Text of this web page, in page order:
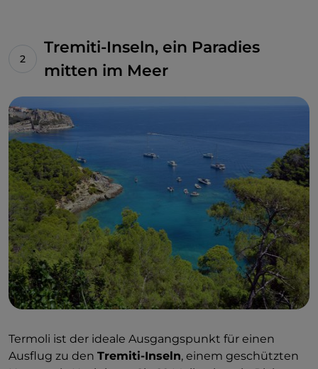
Tremiti-Inseln, ein Paradies
mitten im Meer
Termoli ist der ideale Ausgangspunkt für einen
Ausflug zu den Tremiti-Inseln, einem geschützten